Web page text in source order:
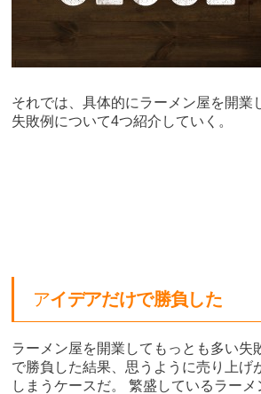
それでは、具体的にラーメン屋を開業
失敗例について4つ紹介していく。
アイデアだけで勝負した
ラーメン屋を開業してもっとも多い失
で勝負した結果、思うように売り上げ
しまうケースだ。 繁盛しているラー